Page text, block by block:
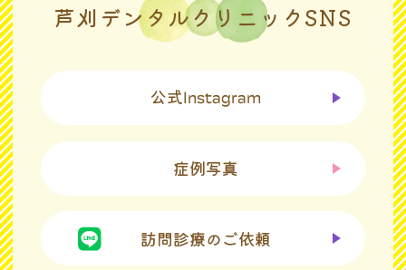
芦刈デンタルクリニックSNS
公式 Instagram
症例写真
訪問診療のご依頼